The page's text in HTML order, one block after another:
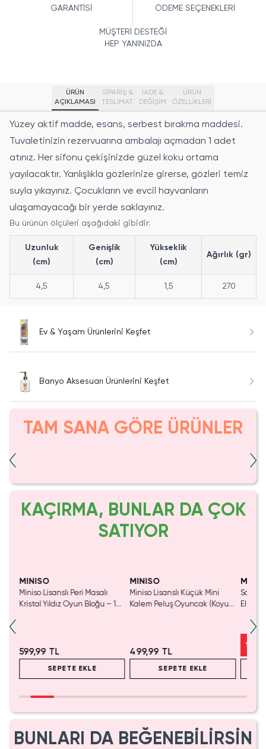
GARANTİSİ
ÖDEME SEÇENEKLERİ
MÜŞTERİ DESTEĞİ
HEP YANINIZDA
ÜRÜN
AÇIKLAMASI
SİPARİŞ &
TESLİMAT
İADE &
DEĞİŞİM
ÜRÜN
ÖZELLIKLERI
Yüzey aktif madde, esans, serbest bırakma maddesi.
Tuvaletinizin rezervuarına ambalajı açmadan 1 adet
atınız. Her sifonu çekişinizde güzel koku ortama
yayılacaktır. Yanlışlıkla gözlerinize girerse, gözleri temiz
suyla yıkayınız. Çocukların ve evcil hayvanların
ulaşamayacağı bir yerde saklayınız.
Bu ürünün ölçüleri aşağıdaki gibidir:
Uzunluk
(cm)
Genişlik
(cm)
Yükseklik
(cm)
Ağırlık (gr)
4,5 4,5 1,5 270
Ev & Yaşam Ürünlerini Keşfet
Banyo Aksesuarı Ürünlerini Keşfet
TAM SANA GÖRE ÜRÜNLER
KAÇIRMA, BUNLAR DA ÇOK
SATIYOR
MINISO
Miniso Lisanslı Peri Masalı
Kristal Yıldız Oyun Bloğu – 14
599,99 TL
SEPETE EKLE
MINISO
Miniso Lisanslı Küçük Mini
Kalem Peluş Oyuncak (Koyu
499,99 TL
SEPETE EKLE
Sanrio
Elma
%
BUNLARI DA BEĞENEBİLİRSİN